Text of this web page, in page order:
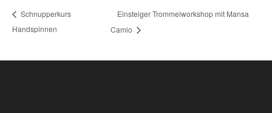
Schnupperkurs
Handspinnen
Einsteiger Trommelworkshop mit Mansa
Camio